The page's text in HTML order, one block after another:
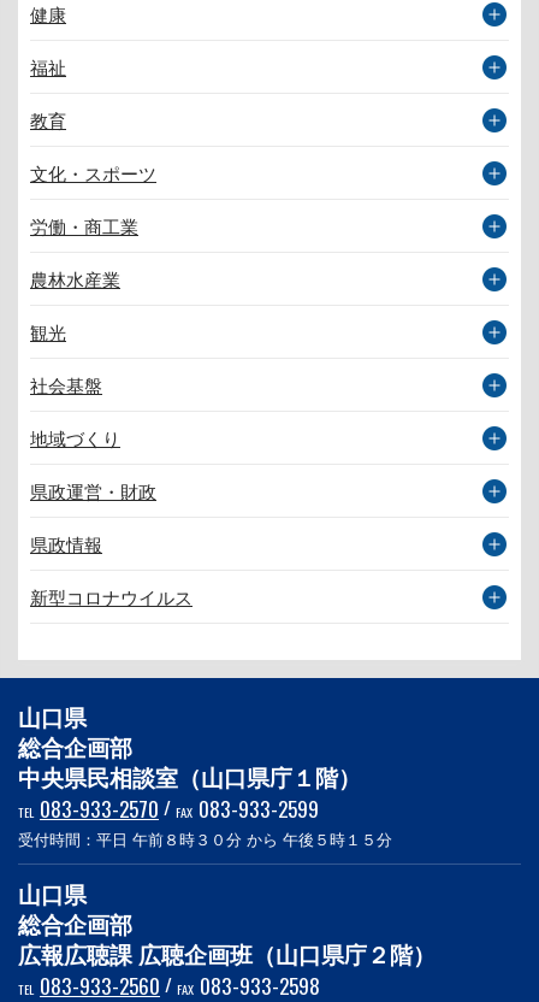
健康
福祉
教育
文化・スポーツ
労働・商工業
農林水産業
観光
社会基盤
地域づくり
県政運営・財政
県政情報
新型コロナウイルス
山口県
総合企画部
中央県民相談室（山口県庁１階）
TEL 083-933-2570 / FAX 083-933-2599
受付時間：平日 午前８時３０分 から 午後５時１５分
山口県
総合企画部
広報広聴課 広聴企画班（山口県庁２階）
TEL 083-933-2560 / FAX 083-933-2598